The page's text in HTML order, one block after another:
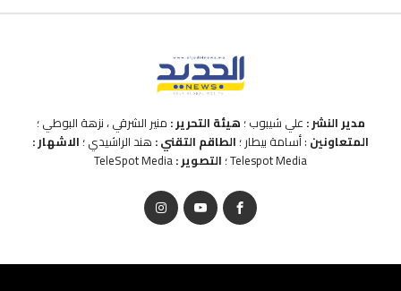
مدير النشر : علي شيبوب ؛ هيئة التحرير : منير الشرقي ، نزهة البوطي ؛
المتعاونين : أسامة بيطار ؛ الطاقم التقني : هند الراشيدي ؛ الاشهار :
Telespot Media ؛ التصوير :TeleSpot Media